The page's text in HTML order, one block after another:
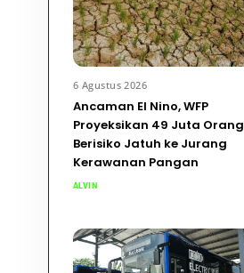
6 Agustus 2026
Ancaman El Nino, WFP
Proyeksikan 49 Juta Orang
Berisiko Jatuh ke Jurang
Kerawanan Pangan
ALVIN